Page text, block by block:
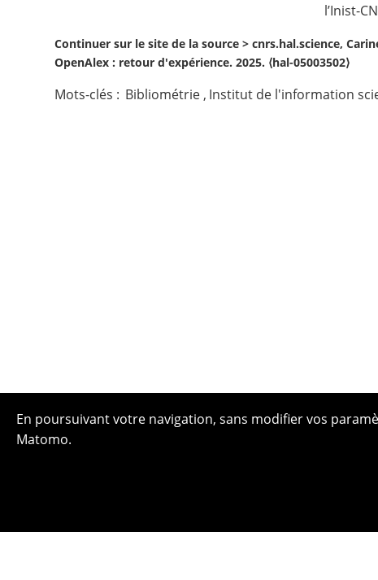
l’Inist-
Continuer sur le site de la source >cnrs.hal.science,
OpenAlex : retour d'expérience. 2025. ⟨hal-05003502⟩
Mots-clés : Bibliométrie , Institut de l'information
En poursuivant votre navigation, sans modifier vos
Matomo.